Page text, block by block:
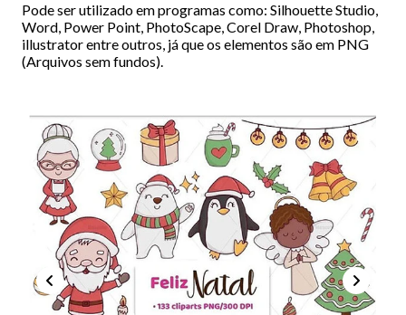
Pode ser utilizado em programas como: Silhouette Studio,
Word, Power Point, PhotoScape, Corel Draw, Photoshop,
illustrator entre outros, já que os elementos são em PNG
(Arquivos sem fundos).